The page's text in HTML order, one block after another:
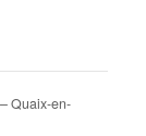
Quaix-en-